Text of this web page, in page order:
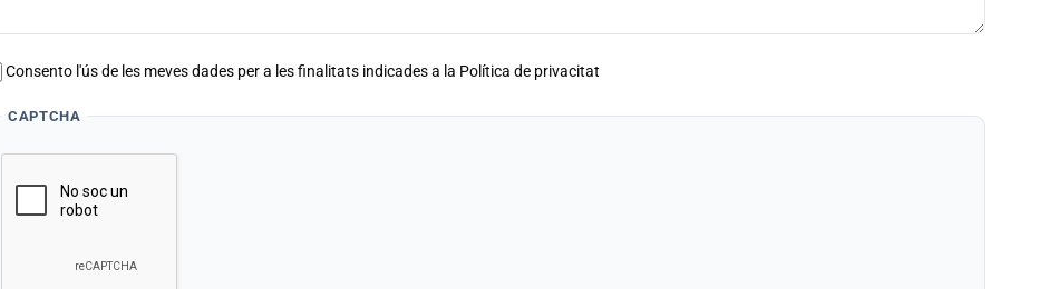
Consento l'ús de les meves dades per a les finalitats indicades a la Política de privacitat
CAPTCHA